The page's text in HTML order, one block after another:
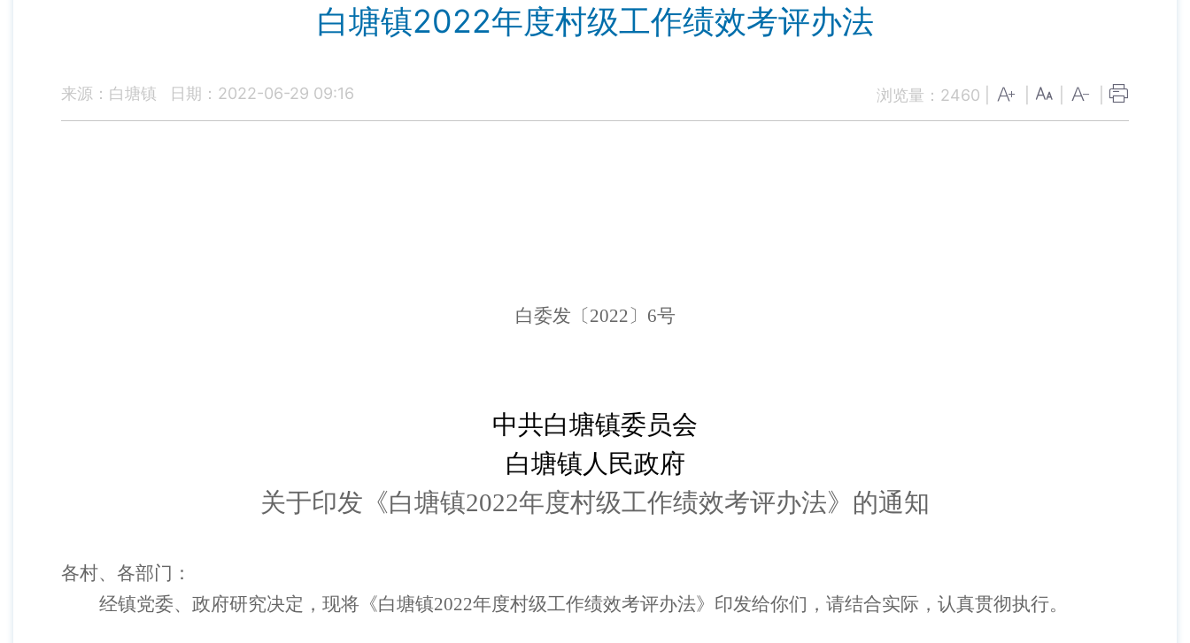
白塘镇2022年度村级工作绩效考评办法
来源：白塘镇 日期：2022-06-29 09:16 浏览量： 2460
白委发〔2022〕 6号
中共白塘镇委员会
白塘镇人民政府
关于印发 《白塘镇2022年度村级工作绩效考评办法》的通知
各村、各部门 ：
经镇党委、政府研究决定 ， 现将《白塘镇2022年度村级工作绩效考评办法》印发给你们，请结合实际，认真贯彻执行。